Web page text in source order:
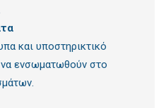
και υποστηρικτικό
να ενσωματωθούν στο